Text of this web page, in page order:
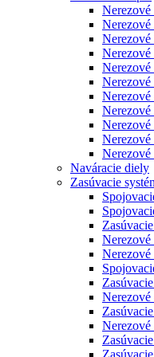
Nerezové
Nerezové
Nerezové
Nerezové
Naváracie diely
Zasúvacie
Nerezové
Nerezové
Nerezové